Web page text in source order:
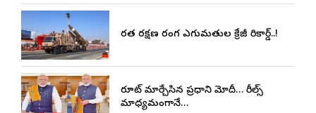
భారత రక్షణ రంగ ఎగుమతుల క్రేజీ రికార్డ్..!
రూట్ మార్చేసిన ప్రధాని మోదీ… రీల్స్
మాధ్యమంగానే…